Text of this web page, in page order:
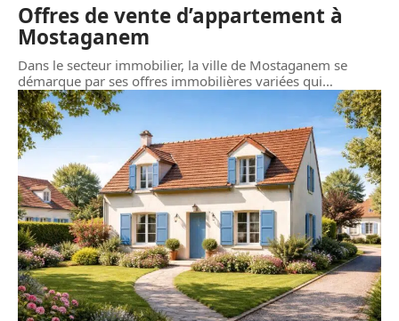
Offres de vente d’appartement à
Mostaganem
Dans le secteur immobilier, la ville de Mostaganem se
démarque par ses offres immobilières variées qui…